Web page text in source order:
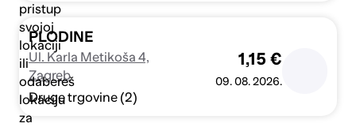
pristup
svojoj
lokaciji
ili
odabereš
lokaciju
za
PLODINE
Ul. Karla Metikoša 4,
Zagreb
Druge trgovine (2)
1,15 €
09. 08. 2026.